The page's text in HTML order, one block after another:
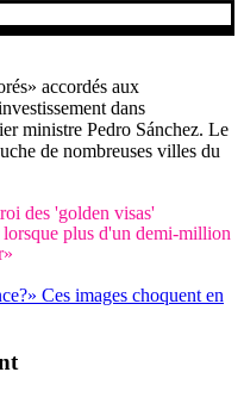
accordés aux
dans
ministre Pedro Sánchez. Le
de nombreuses villes du
des 'golden visas'
plus d'un demi-million
Ces images choquent en